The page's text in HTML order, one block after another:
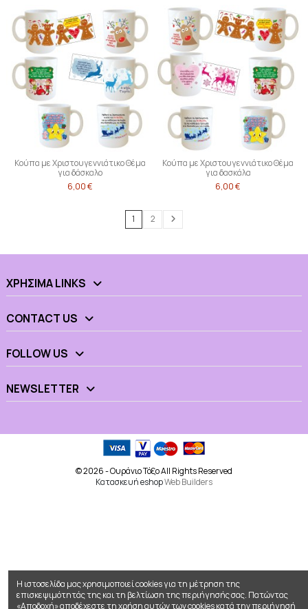
Κούπα με Χριστουγεννιάτικο Θέμα
για δάσκαλο
6,00 €
Κούπα με Χριστουγεννιάτικο Θέμα
για δασκάλα
6,00 €
1 2
ΧΡΉΣΙΜΑ LINKS
CONTACT US
FOLLOW US
NEWSLETTER
© 2026 - Ουράνιο Τόξο All Rights Reserved
Κατασκευή eshopWeb Builders
Η ιστοσελίδα μας χρησιμοποιεί cookies για τη μέτρηση της
επισκεψιμότητάς της και τη βελτίωση της περιήγησής σας. Πατώντας
«Αποδοχή» αποδέχεστε τη χρήση αυτών των cookies κατά την περιήγησή